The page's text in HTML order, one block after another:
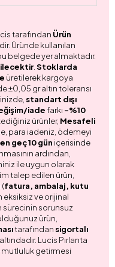
tarafından Ürün
Üründe kullanılan
belgede yer almaktadır.
. Stoklarda
üretilerek kargoya
±0,05 gr altın toleransı
standart dışı
iadefarkı -%10
ürünler, Mesafeli
para iadeniz, ödemeyi
en geç 10 gün içerisinde
ardından,
ile uygun olarak
talep edilen ürün,
(fatura, ambalaj, kutu
eksiksiz ve orijinal
sürecinin sorunsuz
ürün,
tarafından sigortalı
Lucis Pırlanta
mutluluk getirmesi